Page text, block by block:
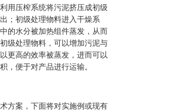
用压榨系统将污泥挤压成初级
；初级处理物料进入干燥系
的水分被加热组件蒸发，从而
级处理物料，可以增加污泥与
更高的效率被蒸发，进而可以
，便于对产品进行运输。
方案，下面将对实施例或现有